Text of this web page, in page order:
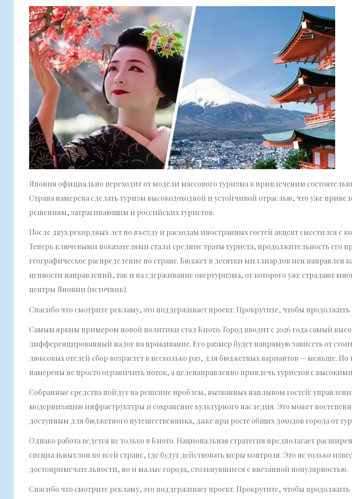
Япония официально переходит от модели массового туризма к привлечению
Страна намерена сделать туризм высокодоходной и устойчивой отраслью, что уже
решениям, затрагивающим и российских туристов.
После двух рекордных лет по въезду и расходам иностранных гостей акцент сместился с
Теперь ключевыми показателями стали средние траты туриста, продолжительность его
географическое распределение по стране. Бюджет в десятки миллиардов иен направлен
ценности направлений, так и на сдерживание овертуризма, от которого уже страдают
центры Японии (источник).
Спасибо что смотрите рекламу, это поддерживает проект. Прокрутите, чтобы продолжить
Самым ярким примером новой политики стал Киото. Город вводит с 2026 года самый
дифференцированный налог на проживание. Его размер будет напрямую зависеть от
люксовых отелей сбор возрастет в несколько раз, для бюджетных вариантов — меньше. Но
намерены не просто ограничить поток, а целенаправленно привлечь туристов с
Собранные средства пойдут на решение проблем, вызванных наплывом гостей:
модернизацию инфраструктуры и сохранение культурного наследия. Это может
доступным для бюджетного путешественника, даже при росте общих доходов города от
Однако работа ведется не только в Киото. Национальная стратегия предполагает
специальных зон по всей стране, где будут действовать меры контроля. Это не только
достопримечательности, но и малые города, столкнувшиеся с внезапной популярностью.
Спасибо что смотрите рекламу, это поддерживает проект. Прокрутите, чтобы